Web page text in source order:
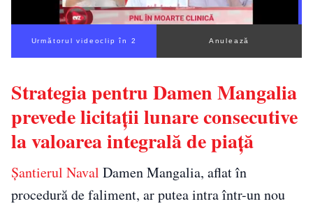
Următorul videoclip în 1 Anulează
Strategia pentru Damen Mangalia
prevede licitații lunare consecutive
la valoarea integrală de piață
Șantierul Naval Damen Mangalia, aflat în
procedură de faliment, ar putea intra într-un nou